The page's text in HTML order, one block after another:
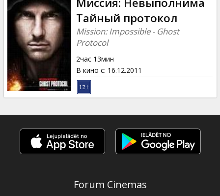
Подарки
Кинозакуски
B2B
Клуб
Тайный протокол
Mission: Impossible - Ghost
Protocol
2час 13мин
В кино с: 16.12.2011
Forum Cinemas